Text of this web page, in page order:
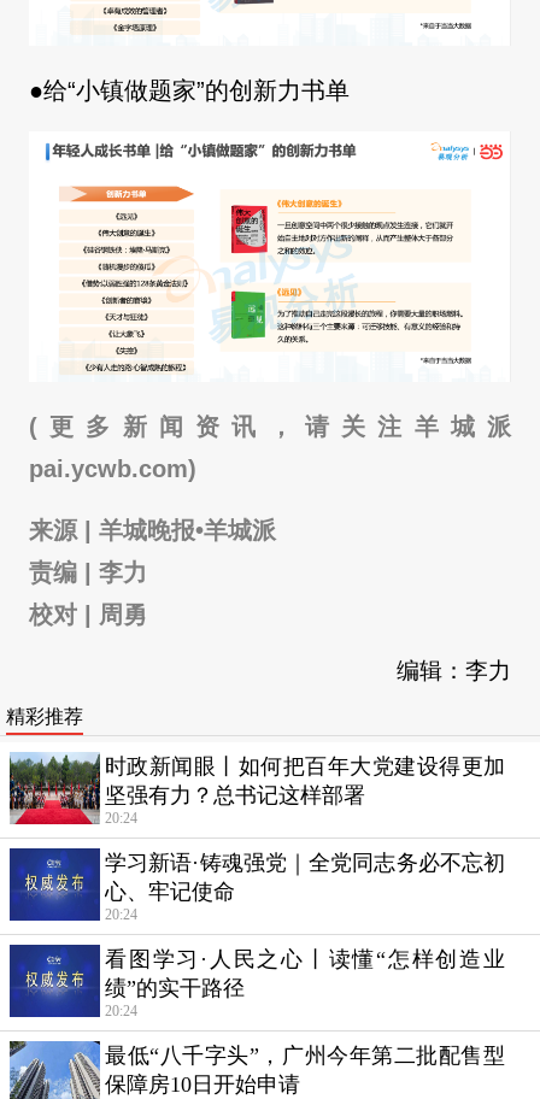
●给“小镇做题家”的创新力书单
(更多新闻资讯，请关注羊城派
pai.ycwb.com)
来源 | 羊城晚报•羊城派
责编 | 李力
校对 | 周勇
编辑：李力
精彩推荐